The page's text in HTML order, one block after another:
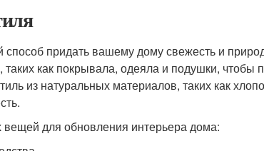
придать вашему дому свежесть и
таких как покрывала, одеяла и подушки,
из натуральных материалов, таких как
для обновления интерьера дома: